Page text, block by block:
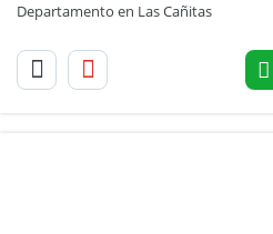
Departamento en Las Cañitas